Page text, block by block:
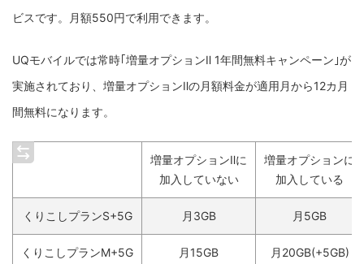
ビスです。月額550円で利用できます。
UQモバイルでは常時｢増量オプションⅡ 1年間無料キャンペーン｣が
実施されており、増量オプションⅡの月額料金が適用月から12カ月
間無料になります。
増量オプションⅡに
加入していない
増量オプションに
加入している
くりこしプランS+5G 月3GB 月5GB
くりこしプランM+5G 月15GB 月20GB(+5GB)